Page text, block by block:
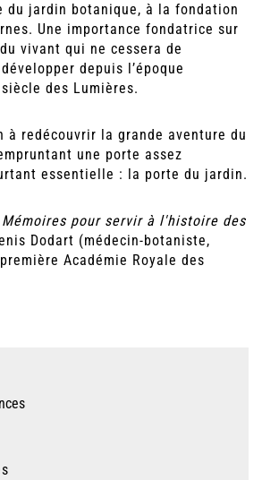
du jardin botanique, à la fondation
Une importance fondatrice sur
vivant qui ne cessera de
depuis l’époque
des Lumières.
à redécouvrir la grande aventure du
une porte assez
essentielle : la porte du jardin.
Mémoires pour servir à l'histoire des
Dodart (médecin-botaniste,
Académie Royale des